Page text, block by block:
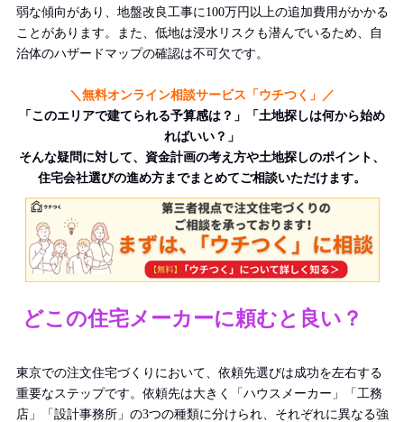
弱な傾向があり、地盤改良工事に100万円以上の追加費用がかかる
ことがあります。また、低地は浸水リスクも潜んでいるため、自
治体のハザードマップの確認は不可欠です。
＼無料オンライン相談サービス「ウチつく」／
「このエリアで建てられる予算感は？」「土地探しは何から始め
ればいい？」
そんな疑問に対して、資金計画の考え方や土地探しのポイント、
住宅会社選びの進め方までまとめてご相談いただけます。
どこの住宅メーカーに頼むと良い？
東京での注文住宅づくりにおいて、依頼先選びは成功を左右する
重要なステップです。依頼先は大きく「ハウスメーカー」「工務
店」「設計事務所」の3つの種類に分けられ、それぞれに異なる強